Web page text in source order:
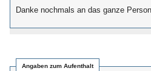
Danke nochmals an das ganze
Angaben zum Aufenthalt